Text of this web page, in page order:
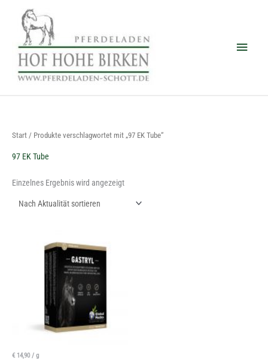
springen
Start / Produkte verschlagwortet mit „97 EK Tube“
97 EK Tube
Einzelnes Ergebnis wird angezeigt
€ 14,90 / g